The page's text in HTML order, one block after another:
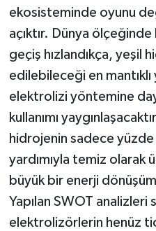
ekosisteminde oyunu
açıktır. Dünya
geçiş hızlandıkça, yeşil
edilebileceği en
elektrolizi yöntemine
kullanımı
hidrojenin sadece
yardımıyla temiz olarak
büyük bir enerji
Yapılan SWOT analizleri
elektrolizörlerin henüz